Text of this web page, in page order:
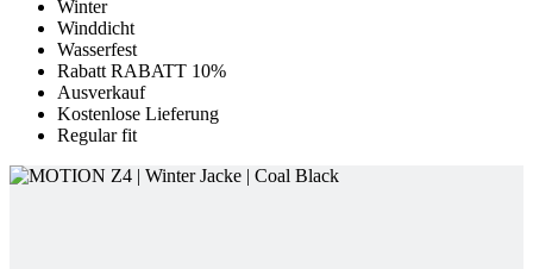
Kostenlose Lieferung
Regular fit